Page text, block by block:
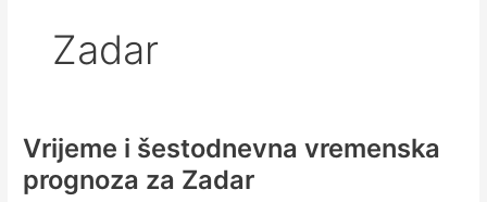
Zadar
Vrijeme i šestodnevna vremenska
prognoza za Zadar